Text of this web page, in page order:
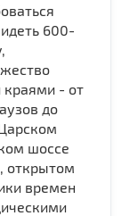
600-
краями - от
до
шоссе
открытом
времен